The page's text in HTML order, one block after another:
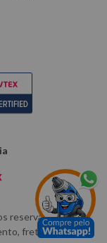
reservados.
frete e produtos